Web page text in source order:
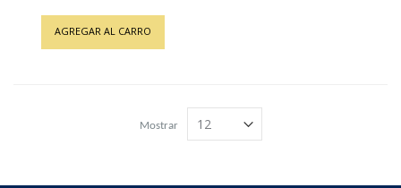
AGREGAR AL CARRO
Mostrar